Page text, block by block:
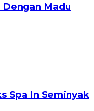
Madu
Spa In Seminyak